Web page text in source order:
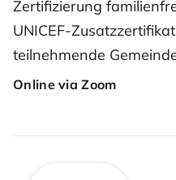
Zertifizierung
UNICEF-
teilnehmende
Online via Zoom